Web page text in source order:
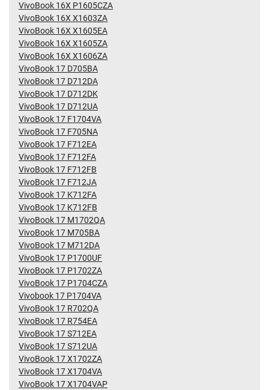
VivoBook 16X P1605CZA
VivoBook 16X X1603ZA
VivoBook 16X X1605EA
VivoBook 16X X1605ZA
VivoBook 16X X1606ZA
VivoBook 17 D705BA
VivoBook 17 D712DA
VivoBook 17 D712DK
VivoBook 17 D712UA
VivoBook 17 F1704VA
VivoBook 17 F705NA
VivoBook 17 F712EA
VivoBook 17 F712FA
VivoBook 17 F712FB
VivoBook 17 F712JA
VivoBook 17 K712FA
VivoBook 17 K712FB
VivoBook 17 M1702QA
VivoBook 17 M705BA
VivoBook 17 M712DA
VivoBook 17 P1700UF
VivoBook 17 P1702ZA
VivoBook 17 P1704CZA
Vivobook 17 P1704VA
VivoBook 17 R702QA
VivoBook 17 R754EA
VivoBook 17 S712EA
VivoBook 17 S712UA
VivoBook 17 X1702ZA
VivoBook 17 X1704VA
VivoBook 17 X1704VAP